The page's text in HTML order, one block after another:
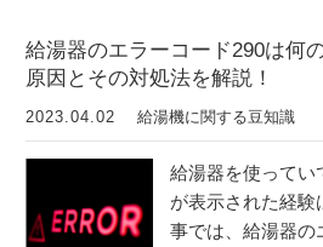
給湯器のエラーコード290は何
原因とその対処法を解説！
2023.04.02 給湯機に関する豆知識
給湯器を使ってい
が表示された経
事では、給湯器の